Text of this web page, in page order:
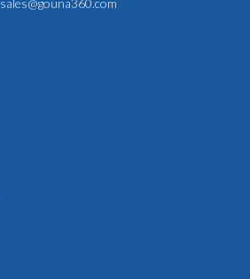
sales@gouna360.com